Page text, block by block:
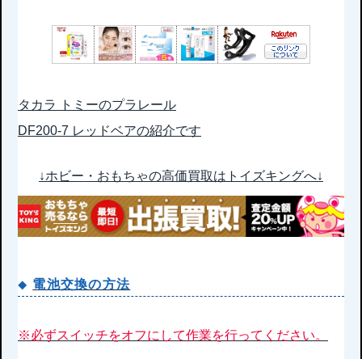
タカラ トミーのプラレール
DF200-7 レッドベアの紹介です
↓ホビー・おもちゃの高価買取はトイズキングへ↓
電池交換の方法
※必ずスイッチをオフにして作業を行ってください。